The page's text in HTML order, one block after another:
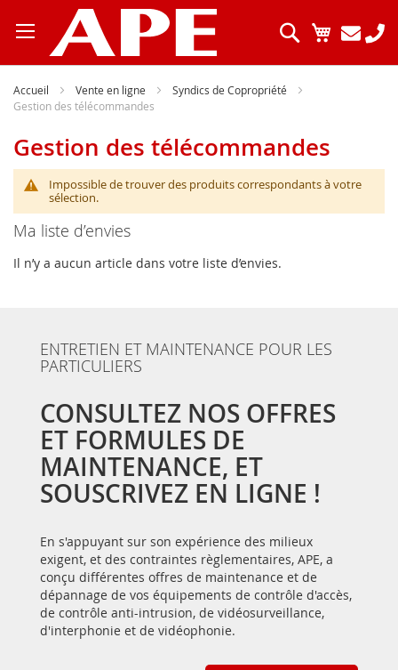
au
contenu
Mon
Chercher
Accueil Vente en ligne
Syndics de Copropriété
Gestion des télécommandes
Gestion des télécommandes
Impossible de trouver des produits correspondants à votre
sélection.
Ma liste d’envies
Il n’y a aucun article dans votre liste d’envies.
ENTRETIEN ET MAINTENANCE POUR LES
PARTICULIERS
CONSULTEZ NOS OFFRES
ET FORMULES DE
MAINTENANCE, ET
SOUSCRIVEZ EN LIGNE !
En s'appuyant sur son expérience des milieux
exigent, et des contraintes règlementaires, APE, a
conçu différentes offres de maintenance et de
dépannage de vos équipements de contrôle d'accès,
de contrôle anti-intrusion, de vidéosurveillance,
d'interphonie et de vidéophonie.